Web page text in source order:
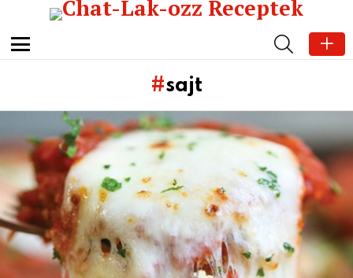
Menu
SEARCH
sajt
Latest
stories